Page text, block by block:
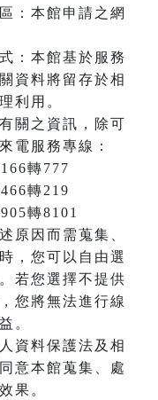
：本館申請之網
：本館基於服務
資料將留存於相
利用。
關之資訊，除可
電服務專線：
轉777
轉219
轉8101
原因而需蒐集、
，您可以自由選
若您選擇不提供
您將無法進行線
。
資料保護法及相
意本館蒐集、處
果。